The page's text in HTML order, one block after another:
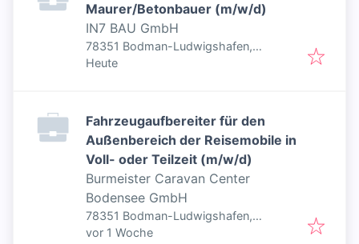
Maurer/Betonbauer (m/w/d)
IN7 BAU GmbH
78351 Bodman-Ludwigshafen,
Deutschland
Veröffentlicht
Heute
Fahrzeugaufbereiter für den
Außenbereich der Reisemobile in
Voll- oder Teilzeit (m/w/d)
Burmeister Caravan Center
Bodensee GmbH
78351 Bodman-Ludwigshafen,
Deutschland
Veröffentlicht
vor 1 Woche